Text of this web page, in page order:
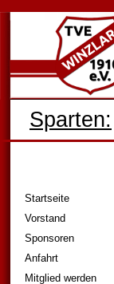
Sparten:
Startseite
Vorstand
Sponsoren
Anfahrt
Mitglied werden